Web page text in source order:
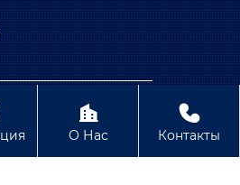
Промышленная
Содержание

О Нас

Контакты